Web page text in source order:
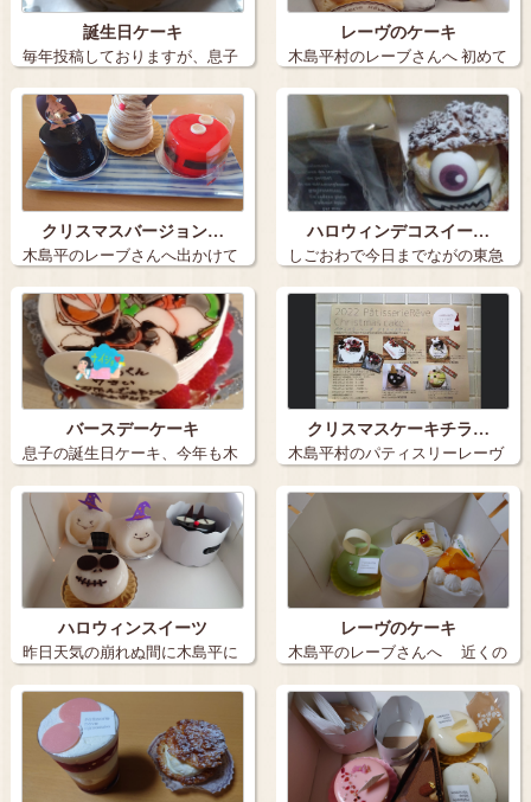
誕生日ケーキ
毎年投稿しておりますが、息子
の誕生日ケー…
レーヴのケーキ
木島平村のレーブさんへ 初めて
並んでた…
クリスマスバージョン…
木島平のレーブさんへ出かけて
きました。 …
ハロウィンデコスイー…
しごおわで今日までながの東急
さんに出店さ…
バースデーケーキ
息子の誕生日ケーキ、今年も木
島平村のパテ…
クリスマスケーキチラ…
木島平村のパティスリーレーヴ
クリスマ…
ハロウィンスイーツ
昨日天気の崩れぬ間に木島平に
この時期…
レーヴのケーキ
木島平のレーブさんへ 近くの
畑は稲穂…